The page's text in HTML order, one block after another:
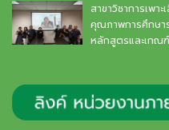
สาขาวิชาการเพา
คุณภาพการศึกษา
หลักสูตรและเกณ